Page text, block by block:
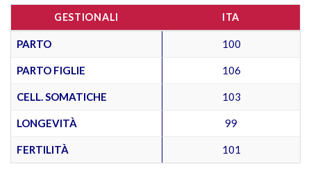
GESTIONALI ITA
PARTO 100
PARTO FIGLIE 106
CELL. SOMATICHE 103
LONGEVITÀ 99
FERTILITÀ 101